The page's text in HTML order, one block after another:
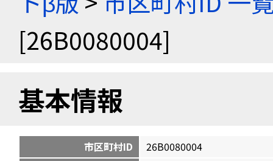
[26B0080004]
基本情報
市区町村ID
26B0080004